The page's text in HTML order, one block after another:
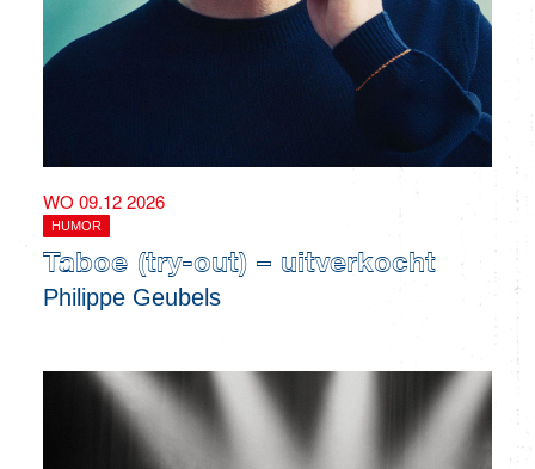
WO 09.12 2026
HUMOR
Taboe (try-out) – uitverkocht
Philippe Geubels